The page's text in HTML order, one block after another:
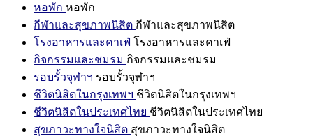
หอพัก หอพัก
กีฬาและสุขภาพนิสิต กีฬาและสุขภาพนิสิต
โรงอาหารและคาเฟ่ โรงอาหารและคาเฟ่
กิจกรรมและชมรม กิจกรรมและชมรม
รอบรั้วจุฬาฯ รอบรั้วจุฬาฯ
ชีวิตนิสิตในกรุงเทพฯ ชีวิตนิสิตในกรุงเทพฯ
ชีวิตนิสิตในประเทศไทย ชีวิตนิสิตในประเทศไทย
สุขภาวะทางใจนิสิต สุขภาวะทางใจนิสิต